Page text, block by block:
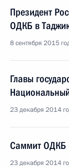
Президент
ОДКБ в
8 сентября 2015
Главы
23 декабря 2014
Саммит ОДКБ
23 декабря 2014